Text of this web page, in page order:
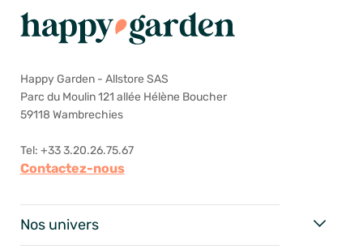
Happy Garden - Allstore SAS
Parc du Moulin 121 allée Hélène Boucher
59118 Wambrechies
Tel: +33 3.20.26.75.67
Contactez-nous
Nos univers